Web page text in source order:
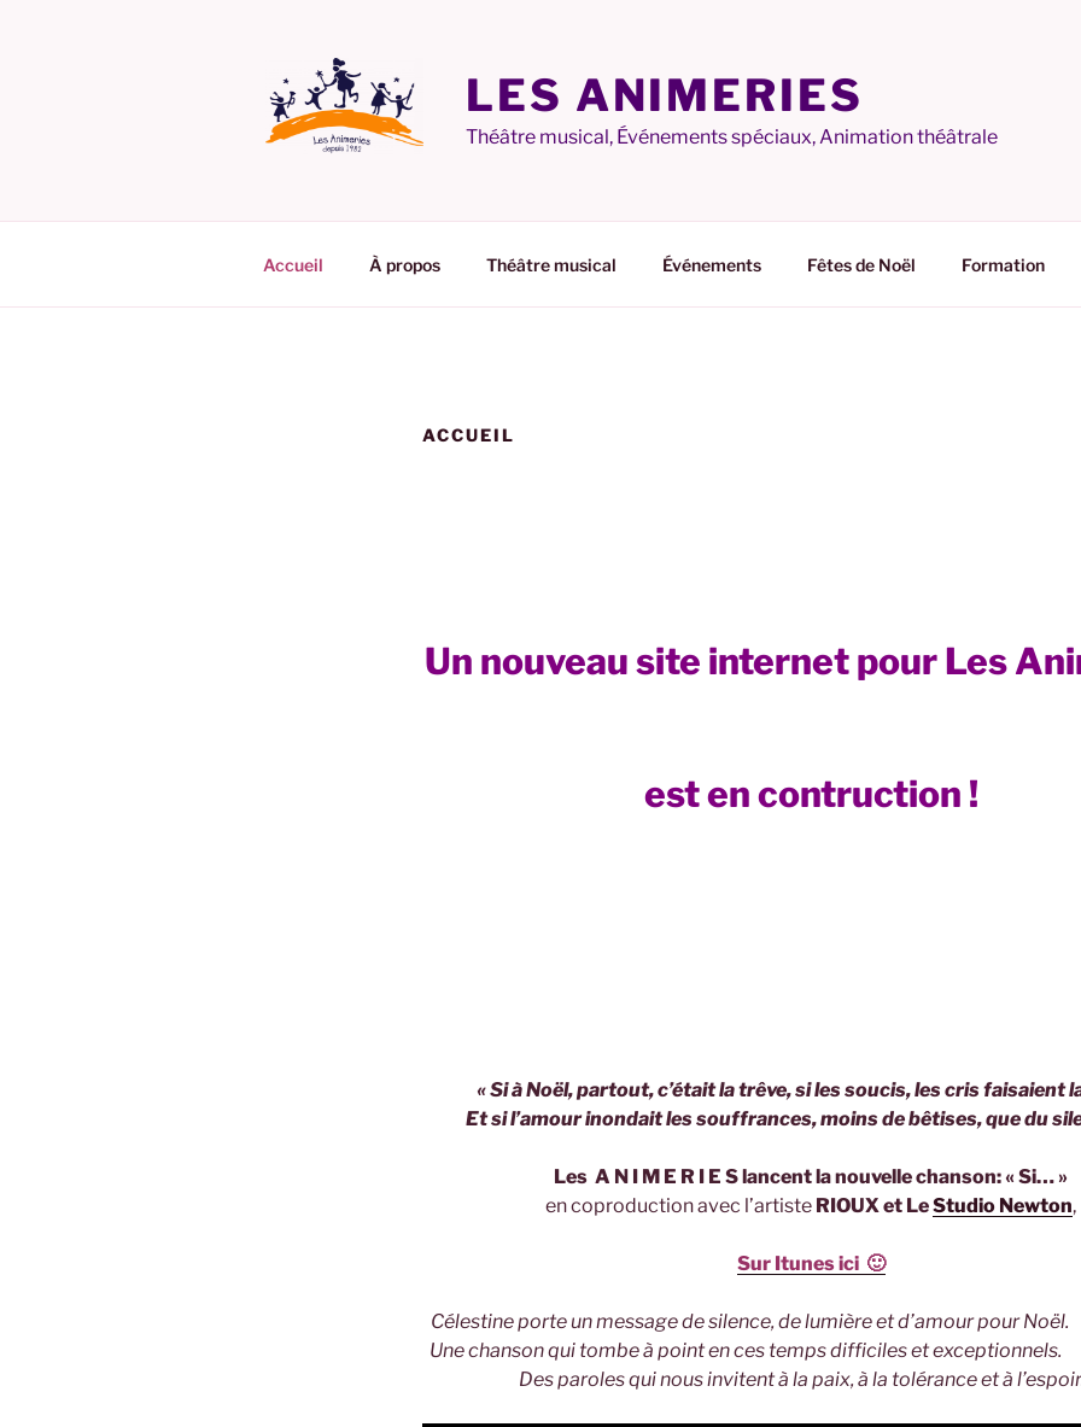
LES ANIMERIES
Théâtre musical, Événements spéciaux, Animation théâtrale
Accueil À propos Théâtre musical Événements Fêtes de Noël Formation
ACCUEIL
Un nouveau site internet pour Les
est en contruction !
« Si à Noël, partout, c’était la trêve, si les soucis, les cris faisaient
Et si l’amour inondait les souffrances, moins de bêtises, que du
Les A N I M E R I E S lancent la nouvelle chanson: « Si… »
en coproduction avec l’artiste RIOUX et LeStudio Newton,
Sur Itunes ici 🙂
Célestine porte un message de silence, de lumière et d’amour
Une chanson qui tombe à point en ces temps difficiles et
Des paroles qui nous invitent à la paix, à la tolérance et à